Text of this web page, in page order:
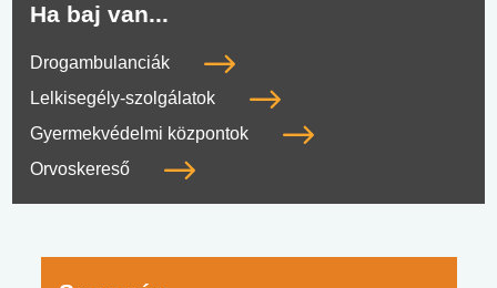
Ha baj van...
Drogambulanciák
Lelkisegély-szolgálatok
Gyermekvédelmi központok
Orvoskereső